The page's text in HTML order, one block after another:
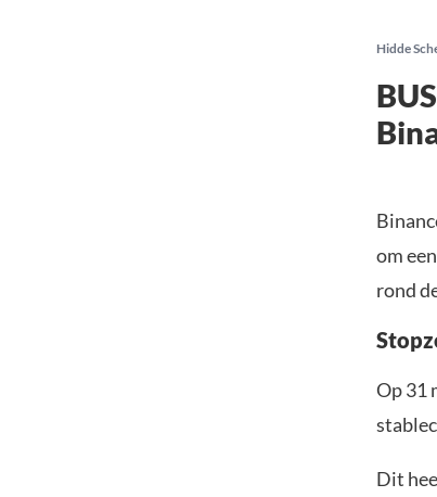
Hidde
om
rond
Op 31
Dit